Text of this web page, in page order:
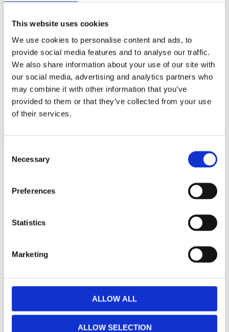
This website uses cookies
We use cookies to personalise content and ads, to
provide social media features and to analyse our traffic.
We also share information about your use of our site with
our social media, advertising and analytics partners who
may combine it with other information that you’ve
provided to them or that they’ve collected from your use
of their services.
Selection
Necessary
Preferences
Statistics
Marketing
ALLOW ALL
ALLOW SELECTION
Dihydroberberin däremot är en patenterad form av
berberin som har visat sig vara mer biotillgänglig och
potentiellt mer effektiv i vissa studier. Eftersom den
effektiva dosen av dihydroberberin är så låg, rapporterar
många användare att de upplever mycket mindre
biverkningar jämfört med berberin.
Vissa studier har visat att dihydroberberin absorberas upp
berberin.